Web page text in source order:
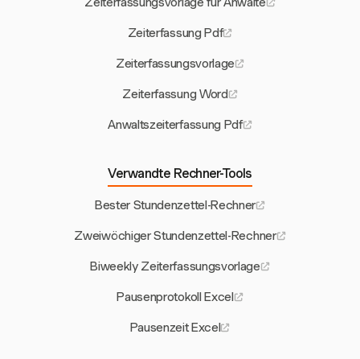
Zeiterfassung Pdf
Zeiterfassungsvorlage
Zeiterfassung Word
Anwaltszeiterfassung Pdf
Verwandte Rechner-Tools
Bester Stundenzettel-Rechner
Zweiwöchiger Stundenzettel-Rechner
Biweekly Zeiterfassungsvorlage
Pausenprotokoll Excel
Pausenzeit Excel